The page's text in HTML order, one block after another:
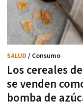
Los cereales
se venden
bomba de
SALUD / Consumo